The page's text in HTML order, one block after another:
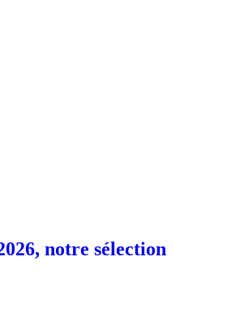
notre sélection